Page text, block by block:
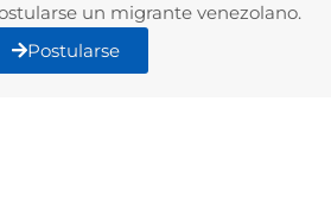
un migrante venezolano.
Postularse